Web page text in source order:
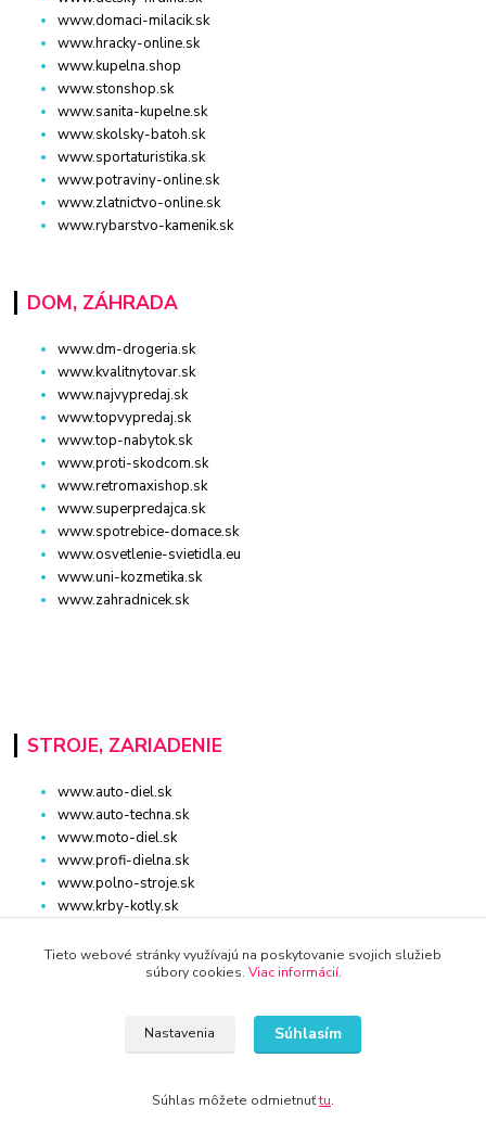
www.domaci-milacik.sk
www.hracky-online.sk
www.kupelna.shop
www.stonshop.sk
www.sanita-kupelne.sk
www.skolsky-batoh.sk
www.sportaturistika.sk
www.potraviny-online.sk
www.zlatnictvo-online.sk
www.rybarstvo-kamenik.sk
DOM, ZÁHRADA
www.dm-drogeria.sk
www.kvalitnytovar.sk
www.najvypredaj.sk
www.topvypredaj.sk
www.top-nabytok.sk
www.proti-skodcom.sk
www.retromaxishop.sk
www.superpredajca.sk
www.spotrebice-domace.sk
www.osvetlenie-svietidla.eu
www.uni-kozmetika.sk
www.zahradnicek.sk
STROJE, ZARIADENIE
www.auto-diel.sk
www.auto-techna.sk
www.moto-diel.sk
www.profi-dielna.sk
www.polno-stroje.sk
www.krby-kotly.sk
www.maxiobchod-naradie.sk
www.moto-prislusenstvo.sk
www.uni-zdrav.sk
Tieto webové stránky využívajú na poskytovanie svojich služieb
súbory cookies. Viac informácií.
Nastavenia Súhlasím
Súhlas môžete odmietnuťtu.